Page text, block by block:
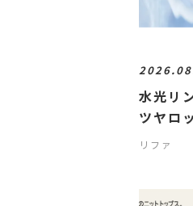
水光リ
ツヤロ
リファ